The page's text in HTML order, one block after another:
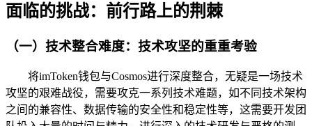
面临的挑战：前行路上的荆棘
（一）技术整合难度：技术攻坚的重重考验
将imToken钱包与Cosmos进行深度整合，无疑是一场技术
攻坚的艰难战役，需要攻克一系列技术难题，如不同技术架构
之间的兼容性、数据传输的安全性和稳定性等，这需要开发团